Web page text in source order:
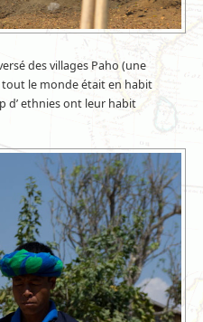
des villages Paho (une
le monde était en habit
d’ ethnies ont leur habit